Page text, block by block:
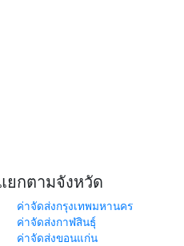
ยกตามจังหวัด
ค่าจัดส่งกรุงเทพมหานคร
ค่าจัดส่งกาฬสินธุ์
ค่าจัดส่งขอนแก่น